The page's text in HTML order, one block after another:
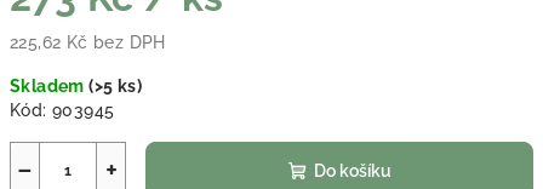
225,62 Kč bez DPH
Skladem(>5 ks)
Kód: 903945
+
− Do košíku